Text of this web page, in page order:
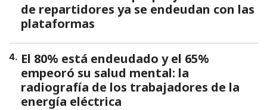
de repartidores ya se endeudan con las
plataformas
4. El 80% está endeudado y el 65%
empeoró su salud mental: la
radiografía de los trabajadores de la
energía eléctrica